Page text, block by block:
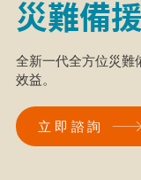
​災難備援
全新一代全方位災難
效益。
立即諮詢